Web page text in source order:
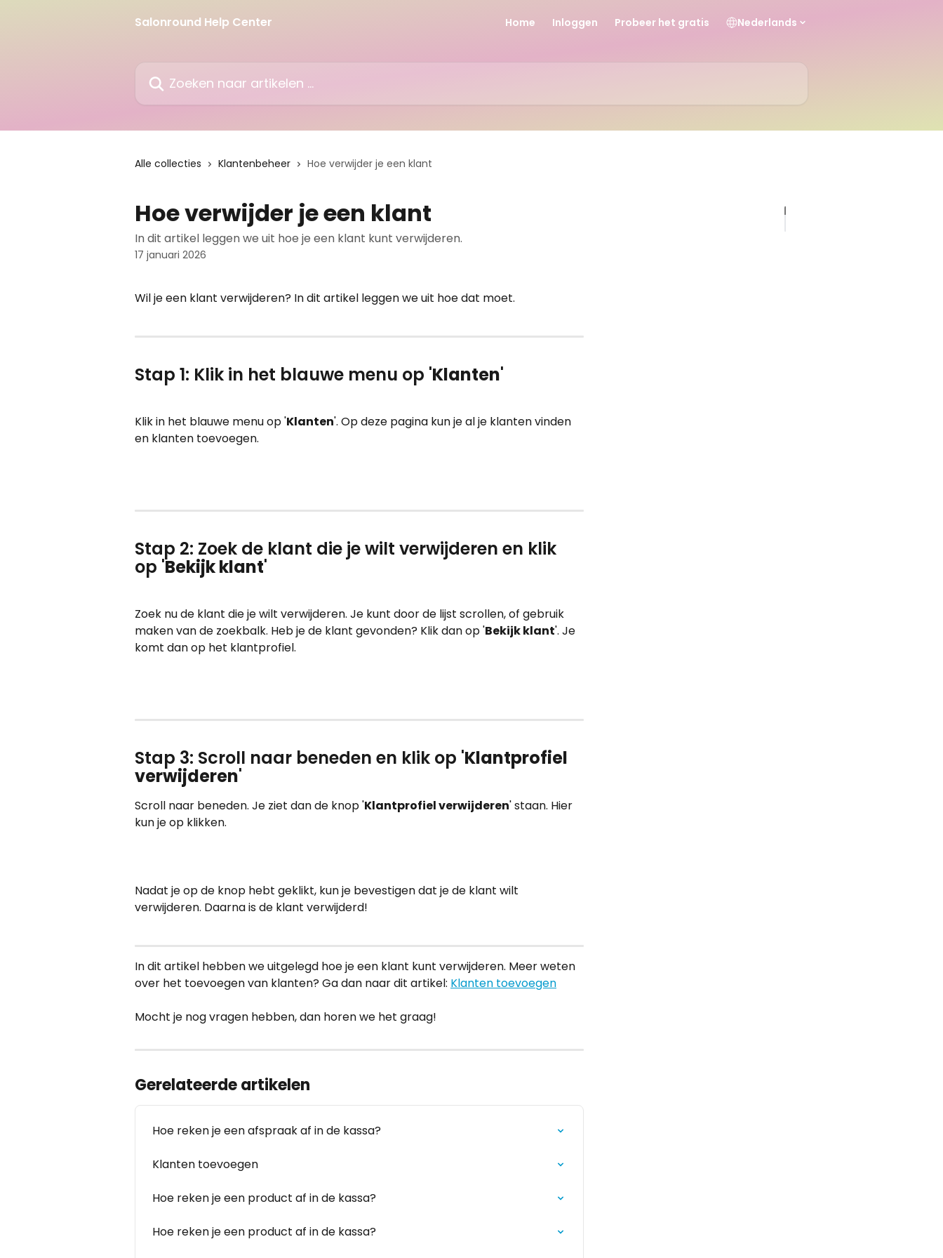
Salonround Help Center
Home Inloggen Probeer het gratis Nederlands
Alle collecties Klantenbeheer Hoe verwijder je een klant
Hoe verwijder je een klant
In dit artikel leggen we uit hoe je een klant kunt verwijderen.
17 januari 2026
Wil je een klant verwijderen? In dit artikel leggen we uit hoe dat moet.
Stap 1: Klik in het blauwe menu op 'Klanten'
Klik in het blauwe menu op 'Klanten'. Op deze pagina kun je al je klanten vinden
en klanten toevoegen.
Stap 2: Zoek de klant die je wilt verwijderen en klik
op 'Bekijk klant'
Zoek nu de klant die je wilt verwijderen. Je kunt door de lijst scrollen, of gebruik
maken van de zoekbalk. Heb je de klant gevonden? Klik dan op 'Bekijk klant'. Je
komt dan op het klantprofiel.
Stap 3: Scroll naar beneden en klik op 'Klantprofiel
verwijderen'
Scroll naar beneden. Je ziet dan de knop 'Klantprofiel verwijderen' staan. Hier
kun je op klikken.
Nadat je op de knop hebt geklikt, kun je bevestigen dat je de klant wilt
verwijderen. Daarna is de klant verwijderd!
In dit artikel hebben we uitgelegd hoe je een klant kunt verwijderen. Meer weten
over het toevoegen van klanten? Ga dan naar dit artikel: Klanten toevoegen
Mocht je nog vragen hebben, dan horen we het graag!
Gerelateerde artikelen
Hoe reken je een afspraak af in de kassa?
Klanten toevoegen
Hoe reken je een product af in de kassa?
Hoe reken je een product af in de kassa?